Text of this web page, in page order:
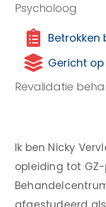
Psycholoog
Betrokken
Gericht op
Revalidatie
Ik ben Nicky
opleiding tot